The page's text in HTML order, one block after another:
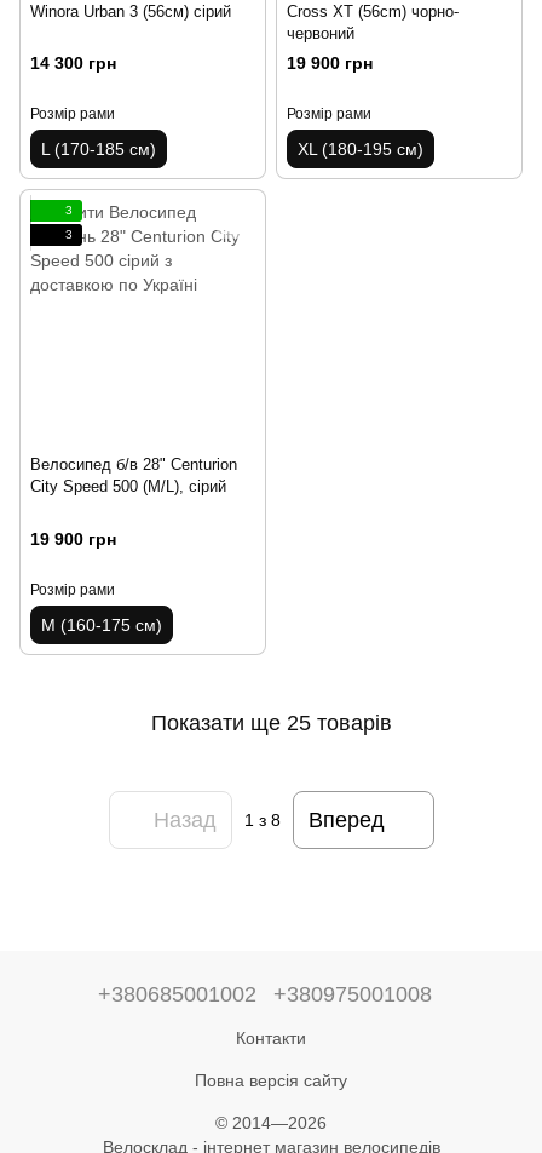
Winora Urban 3 (56см) сірий
14 300 грн
Розмір рами
L (170-185 см)
Cross XT (56cm) чорно-
червоний
19 900 грн
Розмір рами
XL (180-195 см)
3
3
Велосипед б/в 28" Centurion
City Speed 500 (M/L), сірий
19 900 грн
Розмір рами
M (160-175 см)
Показати ще 25 товарів
Назад 1 з 8 Вперед
+380685001002 +380975001008
Контакти
Повна версія сайту
© 2014—2026
Велосклад - інтернет магазин велосипедів